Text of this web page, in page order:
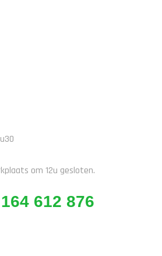
om 12u gesloten.
612 876